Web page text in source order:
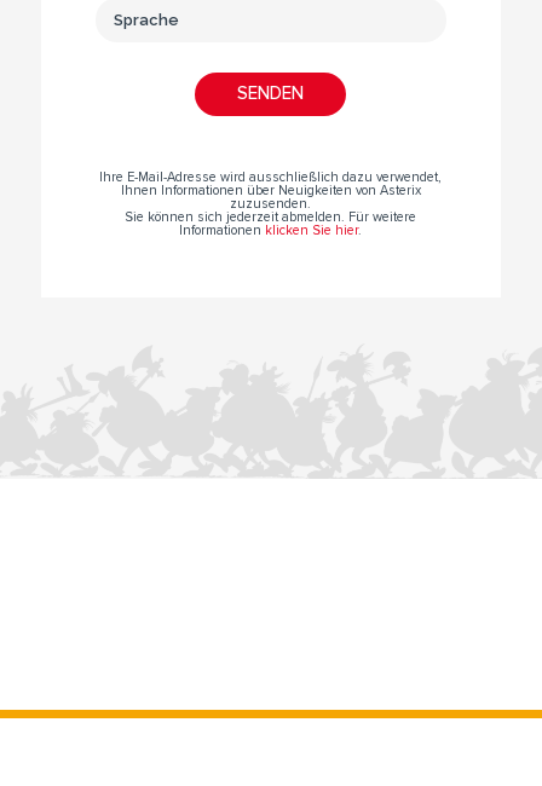
Ihre E-Mail-Adresse wird ausschließlich dazu verwendet,
Ihnen Informationen über Neuigkeiten von Asterix
zuzusenden.
Sie können sich jederzeit abmelden. Für weitere
Informationen klicken Sie hier.